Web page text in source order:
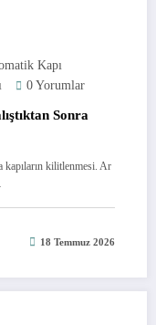
Kapı
0 Yorumlar
Sonra
kapıların kilitlenmesi. Ar
18 Temmuz 2026